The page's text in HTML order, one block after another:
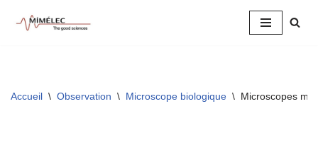
Accueil \ Observation \ Microscope biologique \ Microscopes